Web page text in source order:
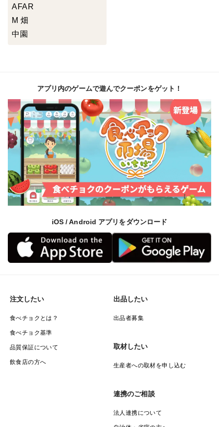
【田口】 賞味期限2026.12.25
【きゅうき】賞味期限2026.12.26
【丹生系】 賞味期限2027.1.17
アプリ内のゲームで遊んでクーポンをゲット！
iOS / Android アプリをダウンロード
注文したい
食べチョクとは？
食べチョク基準
品質保証について
飲食店の方へ
出品したい
出品者募集
取材したい
生産者への取材を申し込む
連携のご相談
法人連携について